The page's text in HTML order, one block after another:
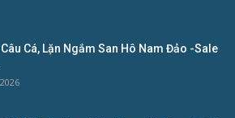
Cá, Lặn Ngắm San Hô Nam Đảo -Sale